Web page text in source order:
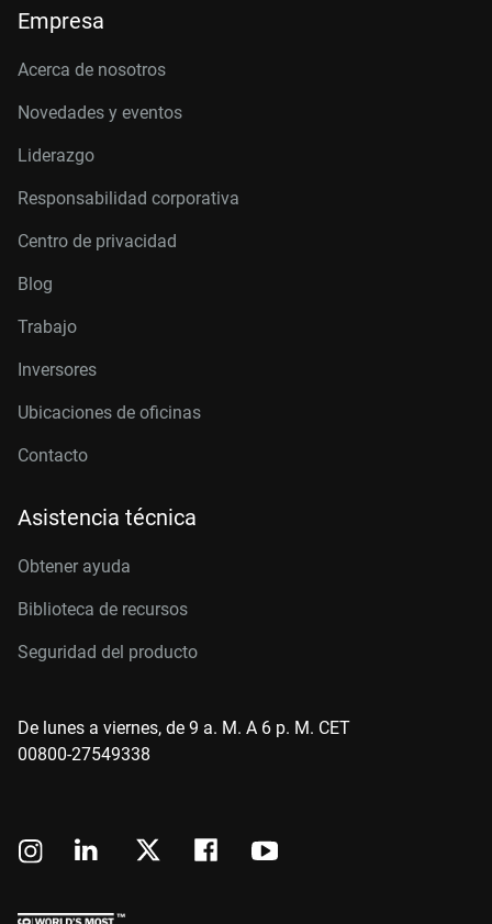
Empresa
Acerca de nosotros
Novedades y eventos
Liderazgo
Responsabilidad corporativa
Centro de privacidad
Blog
Trabajo
Inversores
Ubicaciones de oficinas
Contacto
Asistencia técnica
Obtener ayuda
Biblioteca de recursos
Seguridad del producto
De lunes a viernes, de 9 a. M. A 6 p. M. CET
00800-27549338